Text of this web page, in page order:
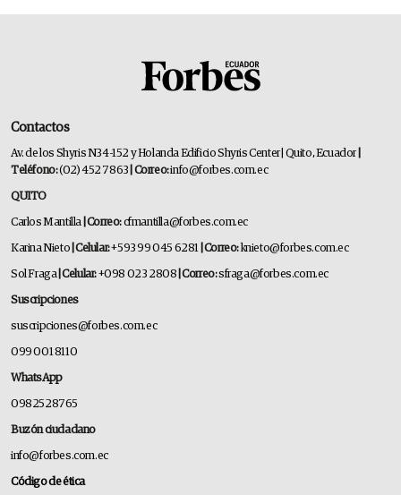
Contactos
Av. de los Shyris N34-152 y Holanda Edificio Shyris Center | Quito, Ecuador
Teléfono:(02) 452 7863 | Correo:info@forbes.com.ec
QUITO
Carlos Mantilla | Correo:cfmantilla@forbes.com.ec
Karina Nieto | Celular:+593 99 045 6281 | Correo:knieto@forbes.com.ec
Sol Fraga| Celular:+098 023 2808 | Correo:sfraga@forbes.com.ec
Suscripciones
suscripciones@forbes.com.ec
099 001 8110
WhatsApp
0982528765
Buzón ciudadano
info@forbes.com.ec
Código de ética